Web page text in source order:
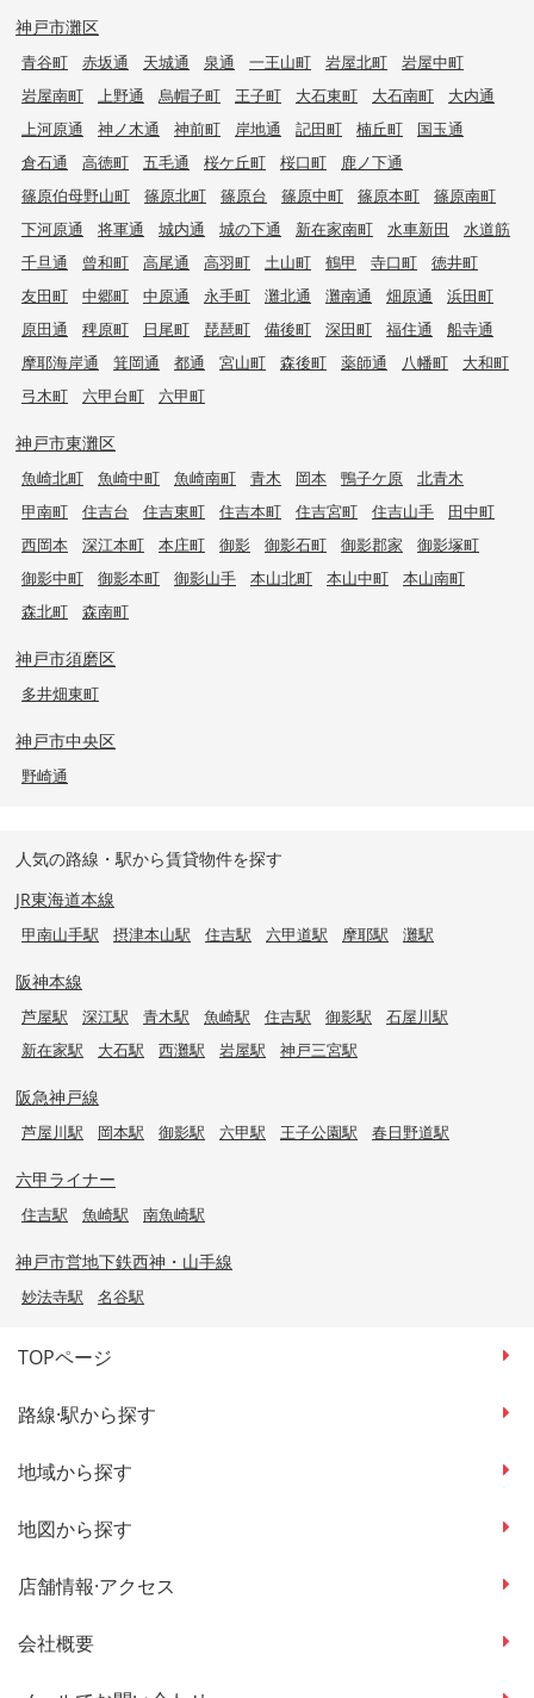
神戸市灘区
青谷町 赤坂通 天城通 泉通 一王山町 岩屋北町
岩屋中町
岩屋南町
上野通 烏帽子町 王子町 大石東町 大石南町
大内通
上河原通
神ノ木通 神前町 岸地通 記田町 楠丘町
国玉通
倉石通
高徳町 五毛通 桜ケ丘町 桜口町
鹿ノ下通
篠原伯母野山町
篠原北町 篠原台 篠原中町 篠原本町
篠原南町
下河原通
将軍通 城内通 城の下通 新在家南町 水車新田
水道筋
千旦通
曾和町 高尾通 高羽町 土山町 鶴甲 寺口町
徳井町
友田町
中郷町 中原通 永手町 灘北通 灘南通 畑原通
浜田町
原田通
稗原町 日尾町 琵琶町 備後町 深田町 福住通
船寺通
摩耶海岸通
箕岡通 都通 宮山町 森後町 薬師通 八幡町
大和町
弓木町
六甲台町 六甲町
神戸市東灘区
魚崎北町 魚崎中町 魚崎南町 青木 岡本 鴨子ケ原
北青木
甲南町
住吉台 住吉東町 住吉本町 住吉宮町 住吉山手
田中町
西岡本
深江本町 本庄町 御影 御影石町 御影郡家
御影塚町
御影中町
御影本町 御影山手 本山北町 本山中町
本山南町
森北町
森南町
神戸市須磨区
多井畑東町
神戸市中央区
野崎通
人気の路線・駅から賃貸物件を探す
JR東海道本線
甲南山手駅 摂津本山駅 住吉駅 六甲道駅 摩耶駅 灘駅
阪神本線
芦屋駅 深江駅 青木駅 魚崎駅 住吉駅 御影駅
石屋川駅
新在家駅
大石駅 西灘駅 岩屋駅 神戸三宮駅
阪急神戸線
芦屋川駅 岡本駅 御影駅 六甲駅 王子公園駅 春日野道駅
六甲ライナー
住吉駅 魚崎駅 南魚崎駅
神戸市営地下鉄西神・山手線
妙法寺駅 名谷駅
TOPページ
路線·駅から探す
地域から探す
地図から探す
店舗情報·アクセス
会社概要